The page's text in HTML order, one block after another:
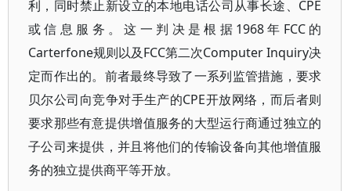
利，同时禁止新设立的本地电话公司从事长途、CPE
或信息服务。这一判决是根据1968年FCC的
Carterfone规则以及FCC第二次Computer Inquiry决
定而作出的。前者最终导致了一系列监管措施，要求
贝尔公司向竞争对手生产的CPE开放网络，而后者则
要求那些有意提供增值服务的大型运行商通过独立的
子公司来提供，并且将他们的传输设备向其他增值服
务的独立提供商平等开放。